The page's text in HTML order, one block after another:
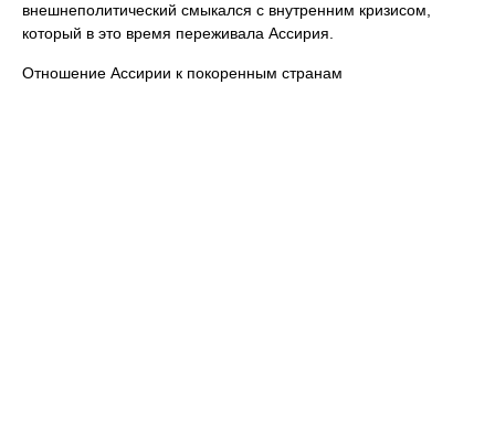
внешнеполитический смыкался с внутренним кризисом,
который в это время переживала Ассирия.
Отношение Ассирии к покоренным странам